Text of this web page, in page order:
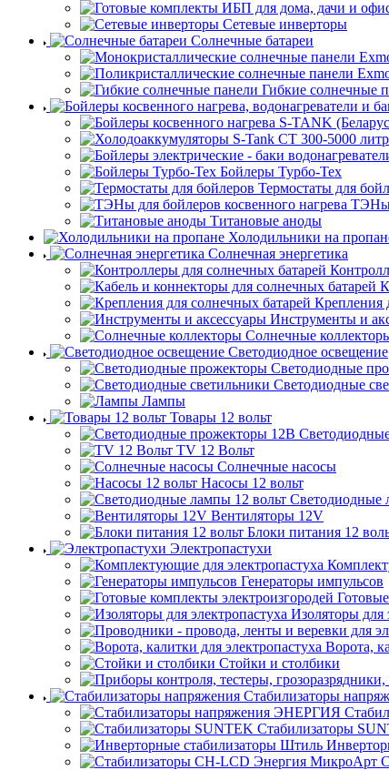
Сетевые инверторы
Солнечные батареи
Гибкие солнечные
Бойлеры Турбо-Тех
Термостаты для
ТЭНы
Титановые аноды
Холодильники на
Солнечная энергетика
Крепления
Инструменты и
Солнечные
Светодиодное освещение
Светодиодные
Светодиодные
Лампы
Товары 12 вольт
TV 12 Вольт
Солнечные насосы
Насосы 12 вольт
Светодиодные
Вентиляторы 12V
Блоки питания 12
Электропастухи
Генераторы импульсов
Изоляторы для
Ворота,
Стойки и столбики
Стабилизаторы
Стабилизаторы